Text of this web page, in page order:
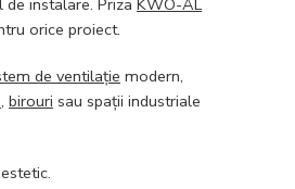
instalare. Priza KWO-AL
orice proiect.
de ventilație modern,
, birouri sau spații industriale